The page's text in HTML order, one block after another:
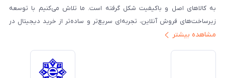
به کالاهای اصل و باکیفیت شکل گرفته است. ما تلاش می‌کنیم با توسعه
زیرساخت‌های فروش آنلاین، تجربه‌ای سریع‌تر و ساده‌تر از خرید دیجیتال در
ایران ارائه دهیم. تبدیل‌شدن به مرجعی قابل اعتماد برای خرید کالای دیجیتال،
خدمات و به‌روزرسانی مداوم محصولات، مسیر ما را روشن‌تر می‌کند. ما باور
داریم آینده بازار دیجیتال متعلق به کسب‌وکارهایی است که صداقت و شفافیت
مشاهده بیشتر